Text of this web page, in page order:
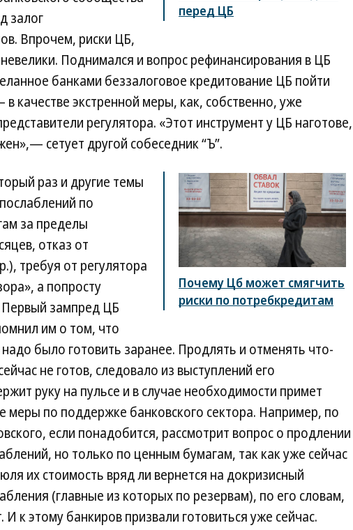
перед ЦБ
залог
Впрочем, риски ЦБ,
Поднимался и вопрос рефинансирования в ЦБ
банками беззалоговое кредитование ЦБ пойти
качестве экстренной меры, как, собственно, уже
регулятора. «Этот инструмент у ЦБ наготове,
сетует другой собеседник “Ъ”.
Почему Цб может смягчить
риски по потребкредитам
раз и другие темы
по
за пределы
отказ от
требуя от регулятора
а попросту
зампред ЦБ
им о том, что
было готовить заранее. Продлять и отменять что-
не готов, следовало из выступлений его
руку на пульсе и в случае необходимости примет
меры по поддержке банковского сектора. Например, по
если понадобится, рассмотрит вопрос о продлении
но только по ценным бумагам, так как уже сейчас
их стоимость вряд ли вернется на докризисный
(главные из которых по резервам), по его словам,
к этому банкиров призвали готовиться уже сейчас.